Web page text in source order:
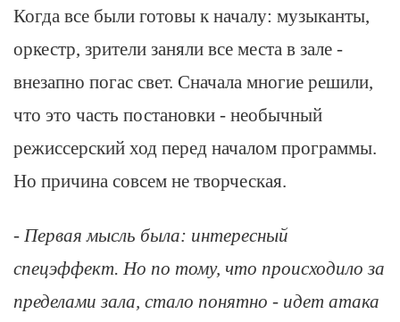
Когда все были готовы к началу: музыканты,
оркестр, зрители заняли все места в зале -
внезапно погас свет. Сначала многие решили,
что это часть постановки - необычный
режиссерский ход перед началом программы.
Но причина совсем не творческая.
- Первая мысль была: интересный
спецэффект. Но по тому, что происходило за
пределами зала, стало понятно - идет атака